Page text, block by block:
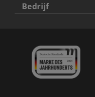
Bedrijf